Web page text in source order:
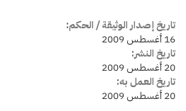
تاريخ إصدار الوثيقة / الحكم:
16 أغسطس 2009
تاريخ النشر:
20 أغسطس 2009
تاريخ العمل به:
20 أغسطس 2009